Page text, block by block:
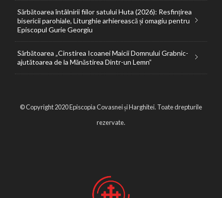
Sărbătoarea întâlnirii fiilor satului Huta (2026): Resfințirea
bisericii parohiale, Liturghie arhierească și omagiu pentru
Episcopul Gurie Georgiu
Sărbătoarea „Cinstirea Icoanei Maicii Domnului Grabnic-
ajutătoarea de la Mănăstirea Dintr-un Lemn”
© Copyright 2020 Episcopia Covasnei și Harghitei. Toate drepturile
rezervate.